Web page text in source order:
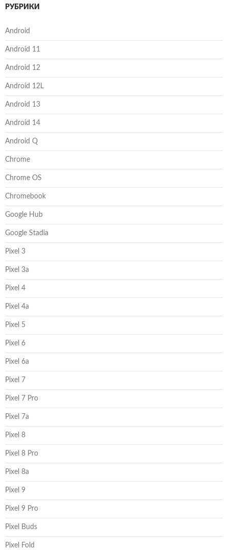
РУБРИКИ
Android
Android 11
Android 12
Android 12L
Android 13
Android 14
Android Q
Chrome
Chrome OS
Chromebook
Google Hub
Google Stadia
Pixel 3
Pixel 3a
Pixel 4
Pixel 4a
Pixel 5
Pixel 6
Pixel 6a
Pixel 7
Pixel 7 Pro
Pixel 7a
Pixel 8
Pixel 8 Pro
Pixel 8a
Pixel 9
Pixel 9 Pro
Pixel Buds
Pixel Fold